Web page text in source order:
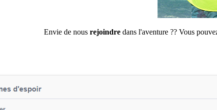
Envie de nous rejoindre dans l'aventure ?? Vous